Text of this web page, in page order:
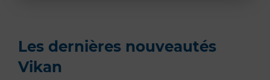
Les dernières nouveautés
Vikan